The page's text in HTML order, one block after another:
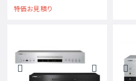
特価お見積り